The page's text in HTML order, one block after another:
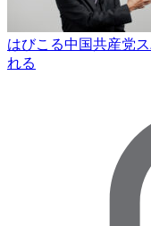
はびこる中国共産党
れる